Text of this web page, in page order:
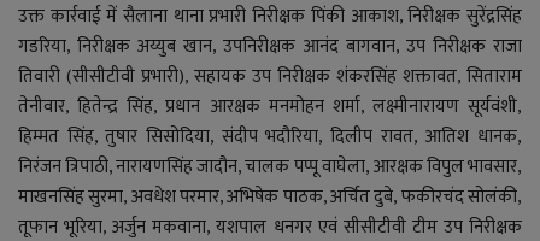
उक्त कार्रवाई में सैलाना थाना प्रभारी निरीक्षक पिंकी आकाश, निरीक्षक सुरेंद्रसिंह
गडरिया, निरीक्षक अय्युब खान, उपनिरीक्षक आनंद बागवान, उप निरीक्षक राजा
तिवारी (सीसीटीवी प्रभारी), सहायक उप निरीक्षक शंकरसिंह शक्तावत, सिताराम
तेनीवार, हितेन्द्र सिंह, प्रधान आरक्षक मनमोहन शर्मा, लक्ष्मीनारायण सूर्यवंशी,
हिम्मत सिंह, तुषार सिसोदिया, संदीप भदौरिया, दिलीप रावत, आतिश धानक,
निरंजन त्रिपाठी, नारायणसिंह जादौन, चालक पप्पू वाघेला, आरक्षक विपुल भावसार,
माखनसिंह सुरमा, अवधेश परमार, अभिषेक पाठक, अर्चित दुबे, फकीरचंद सोलंकी,
तूफान भूरिया, अर्जुन मकवाना, यशपाल धनगर एवं सीसीटीवी टीम उप निरीक्षक